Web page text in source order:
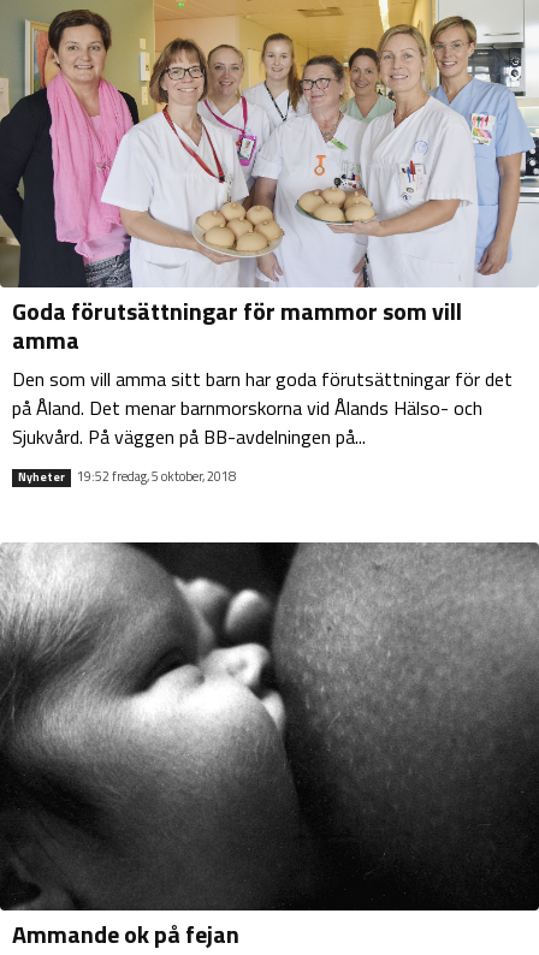
Goda förutsättningar för mammor som vill
amma
Den som vill amma sitt barn har goda förutsättningar för det
på Åland. Det menar barnmorskorna vid Ålands Hälso- och
Sjukvård. På väggen på BB-avdelningen på...
Nyheter 19:52 fredag, 5 oktober, 2018
Ammande ok på fejan